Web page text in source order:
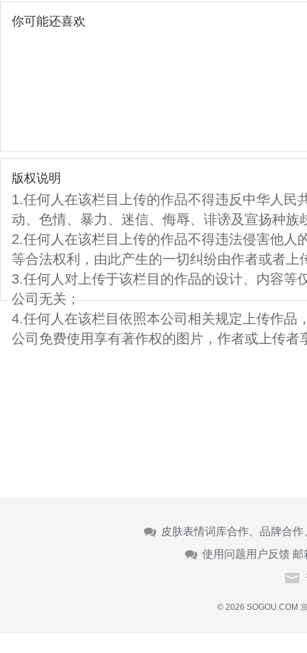
你可能还喜欢
版权说明
1.任何人在该栏目上传的作品不得违反中华人民
动、色情、暴力、迷信、侮辱、诽谤及宣扬种族
2.任何人在该栏目上传的作品不得违法侵害他人
等合法权利，由此产生的一切纠纷由作者或者上
3.任何人对上传于该栏目的作品的设计、内容等
公司无关；
4.任何人在该栏目依照本公司相关规定上传作品
公司免费使用享有著作权的图片，作者或上传者
皮肤表情词库合作、品牌合
使用问题用户反馈 邮
© 2026 SOGOU.COM